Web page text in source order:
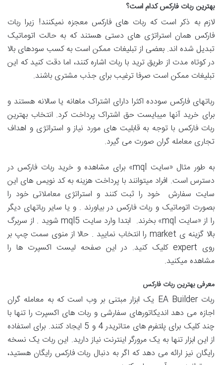
بهترین ربات فارکس کدام است؟
لازم به ذکر است که ربات های فارکس معجزه نمیکنند! زیرا ربات
فارکس همان استراتژی های دستی هستند که به حالت اتوماتیک
تبدیل شده اند. بعضی از تبلیغات ممکن است به کسب سودهای بالا
در کوتاه مدت از طریق ترید با ربات اشاره کنند، اما دقت کنید که این
تبلیغات ممکن است صرفا ترغیب برای جذب مشتری باشند.
رباتهای فارکس سودده اکثرا دارای اشتراک ماهانه یا سالانه هستند و
برای خرید آنها میبایست حق اشتراک پرداخت کرد. انتخاب بهترین
ربات فارکس با توجه به قابلیت های مورد نیاز و استراتژی و اهداف
تجاری معامله گران صورت می گیرد.
به طور مثال «سایت mql» برای مشاهده و خرید ربات فارکس در
دسترس است. افراد میتوانند با پرداخت هزینه به کد نویس های این
سایت سفارش خود را ثبت کنند و استراتژی معاملاتی خود را
بصورت اتوماتیک و ربات فارکس در بیاورند . و یا سایر رباتهای دیگر
را از «سایت mql» بخرند. ابتدا وارد سایت mql5 شوید . از سربرگ
بالا گزینه ی market را انتخاب نمایید . حالا از منوی سمت چپ بر
روی expert کلیک کنید. در این صفحه لیست اکسپرت ها را
مشاهده میکنید.
معرفی بهترین ربات فارکس
ربات EA Builder یک ابزار مبتنی بر وب است که به معامله گران
اجازه می دهد اندیکاتورهای سفارشی و ربات های اکسپرت را تنها با
چند کلیک برای پلتفرم های متاتریدر 4 و 5 ایجاد کنند. برای استفاده
از این ابزار تنها به یک مرورگر اینترنت نیاز دارید. این ربات یک نسخه
رایگان نیز ارائه می دهد که اگر به دنبال ربات فارکس رایگان هستید،